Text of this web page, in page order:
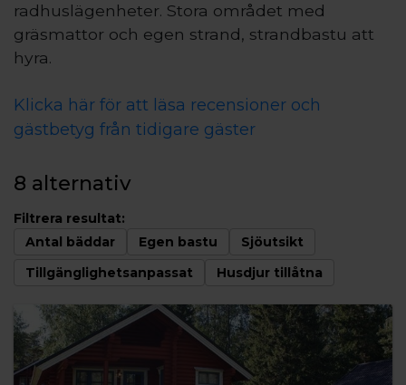
radhuslägenheter. Stora området med
gräsmattor och egen strand, strandbastu att
hyra.
Klicka här för att läsa recensioner och
gästbetyg från tidigare gäster
8 alternativ
Filtrera resultat:
Antal bäddar
Egen bastu
Sjöutsikt
Tillgänglighetsanpassat
Husdjur tillåtna